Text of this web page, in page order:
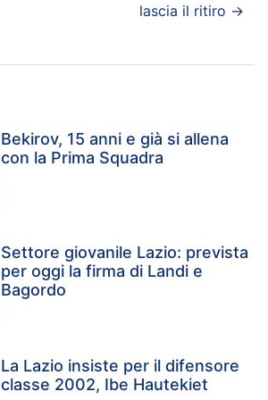
lascia il ritiro →
Bekirov, 15 anni e già si allena
con la Prima Squadra
Settore giovanile Lazio: prevista
per oggi la firma di Landi e
Bagordo
La Lazio insiste per il difensore
classe 2002, Ibe Hautekiet